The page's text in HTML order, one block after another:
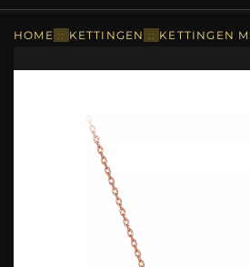
HOME :: KETTINGEN :: KETTINGEN